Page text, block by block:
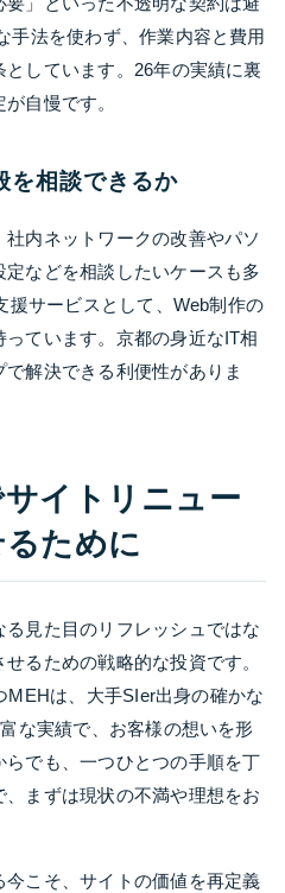
手法を使わず、作業内容と費用
しています。26年の実績に裏
自慢です。
を相談できるか
内ネットワークの改善やパソ
などを相談したいケースも多
援サービスとして、Web制作の
ています。京都の身近なIT相
解決できる利便性がありま
イトリニュー
ために
見た目のリフレッシュではな
るための戦略的な投資です。
は、大手SIer出身の確かな
な実績で、お客様の想いを形
でも、一つひとつの手順を丁
まずは現状の不満や理想をお
今こそ、サイトの価値を再定義